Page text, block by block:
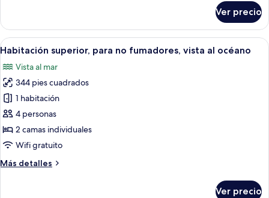
a
la
montaña
(Natural)
Deluxe,
para
no
vista
a
la
montaña
(Natural)
Ver precio
Abrir
todas
las
fotos
de
Habitación
superior,
para
fumadores,
Habitación de hotel con dos camas,
12
Habitación superior, para no fumadores, vista al océano
Vista al mar
344 pies cuadrados
1 habitación
4 personas
2 camas individuales
Wifi gratuito
Más detalles
Más
Ver precio